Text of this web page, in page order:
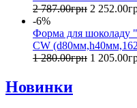
2 787.00грн 2 252.00
-6%
Форма для шоколаду
CW
1 280.00грн 1 205.00
Новинки